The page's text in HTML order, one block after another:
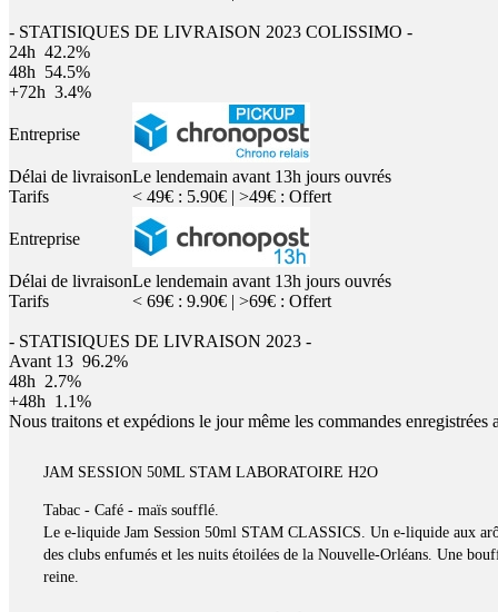
- STATISIQUES DE LIVRAISON 2023 COLISSIMO -
24h 42.2%
48h 54.5%
+72h 3.4%
Entreprise
Délai de livraisonLe lendemain avant 13h jours ouvrés
Tarifs
< 49€ : 5.90€ | >49€ : Offert
Entreprise
Délai de livraisonLe lendemain avant 13h jours ouvrés
Tarifs
< 69€ : 9.90€ | >69€ : Offert
- STATISIQUES DE LIVRAISON 2023 -
Avant 13 96.2%
48h 2.7%
+48h 1.1%
Nous traitons et expédions le jour même les commandes
JAM SESSION 50ML STAM LABORATOIRE H2O
Tabac - Café - maïs soufflé.
Le e-liquide Jam Session 50ml STAM CLASSICS. Un e-liquide aux
des clubs enfumés et les nuits étoilées de la Nouvelle-Orléans. Une
reine.